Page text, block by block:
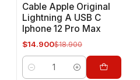
Cable Apple Original
Lightning A USB C
Iphone 12 Pro Max
$14.900$18.900
Cantidad